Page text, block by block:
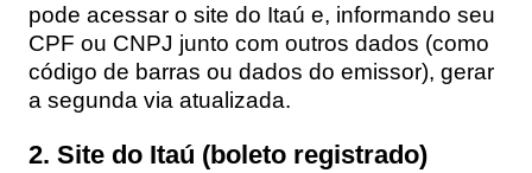
pode acessar o site do Itaú e, informando seu
CPF ou CNPJ junto com outros dados (como
código de barras ou dados do emissor), gerar
a segunda via atualizada.
2. Site do Itaú (boleto registrado)